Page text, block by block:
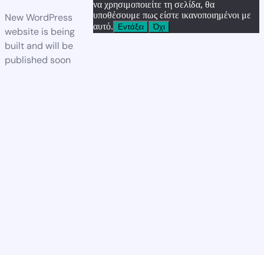
New WordPress
website is being
built and will be
published soon
να χρησιμοποιείτε τη σελίδα, θα
υποθέσουμε πως είστε ικανοποιημένοι με
αυτό.
Εντάξει Όχι